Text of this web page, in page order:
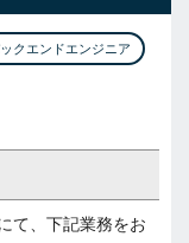
クエンドエンジニア
て、下記業務をお